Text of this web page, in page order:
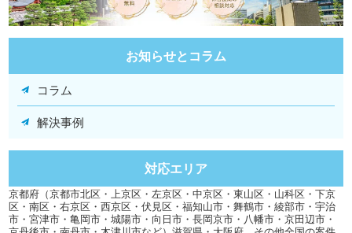
お知らせとコラム
コラム
解決事例
対応エリア
京都府（京都市北区・上京区・左京区・中京区・東山区・山科区・下京
区・南区・右京区・西京区・伏見区・福知山市・舞鶴市・綾部市・宇治
市・宮津市・亀岡市・城陽市・向日市・長岡京市・八幡市・京田辺市・